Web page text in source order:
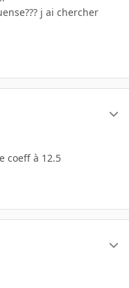
j ai chercher
coeff à 12.5